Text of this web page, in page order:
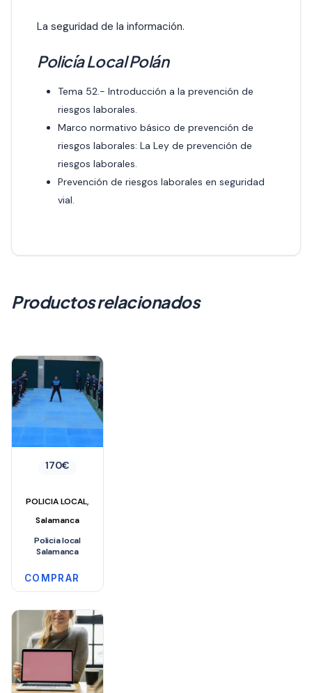
La seguridad de la información.
Policía Local Polán
Tema 52.- Introducción a la prevención de
riesgos laborales.
Marco normativo básico de prevención de
riesgos laborales: La Ley de prevención de
riesgos laborales.
Prevención de riesgos laborales en seguridad
vial.
Productos relacionados
170€
POLICIA LOCAL,
Salamanca
Policia local
Salamanca
COMPRAR